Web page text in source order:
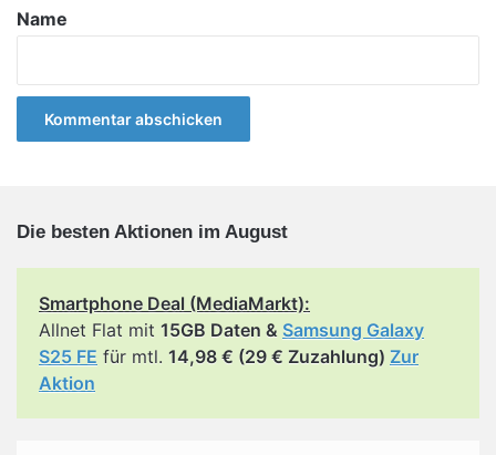
a
*
Name
Die besten Aktionen im August
Smartphone Deal (MediaMarkt):
Allnet Flat mit 15GB Daten & Samsung Galaxy
S25 FE für mtl. 14,98 € (29 € Zuzahlung) Zur
Aktion